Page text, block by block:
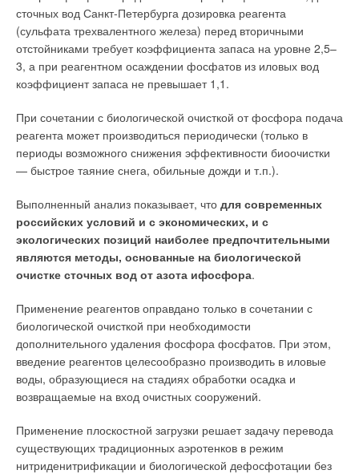
сточных вод Санкт-Петербурга дозировка реагента
(сульфата трехвалентного железа) перед вторичными
отстойниками требует коэффициента запаса на уровне 2,5–
3, а при реагентном осаждении фосфатов из иловых вод
коэффициент запаса не превышает 1,1.
При сочетании с биологической очисткой от фосфора подача
реагента может производиться периодически (только в
периоды возможного снижения эффективности биоочистки
— быстрое таяние снега, обильные дожди и т.п.).
Выполненный анализ показывает, что для современных
российских условий и с экономических, и с
экологических позиций наиболее предпочтительными
являются методы, основанные на биологической
очистке сточных вод от азота ифосфора.
Применение реагентов оправдано только в сочетании с
биологической очисткой при необходимости
дополнительного удаления фосфора фосфатов. При этом,
введение реагентов целесообразно производить в иловые
воды, образующиеся на стадиях обработки осадка и
возвращаемые на вход очистных сооружений.
Применение плоскостной загрузки решает задачу перевода
существующих традиционных аэротенков в режим
нитриденитрификации и биологической дефосфотации без